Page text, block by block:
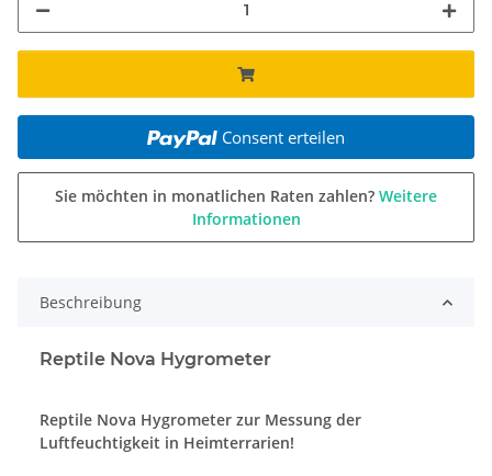
Consent erteilen
Sie möchten in monatlichen Raten zahlen? Weitere
Informationen
Beschreibung
Reptile Nova Hygrometer
Reptile Nova Hygrometer zur Messung der
Luftfeuchtigkeit in Heimterrarien!